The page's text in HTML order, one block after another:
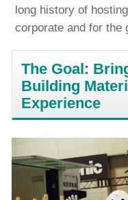
long history of
corporate and for the
The Goal:
Building
Experience